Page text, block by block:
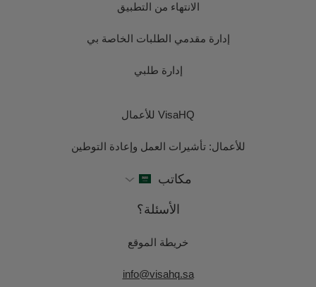
الانتهاء من التطبيق
إدارة مقدمي الطلبات الخاصة بي
إدارة طلبي
VisaHQ للأعمال
للأعمال: تأشيرات العمل وإعادة التوطين
مكاتب
الأسئلة؟
خريطة الموقع
info@visahq.sa